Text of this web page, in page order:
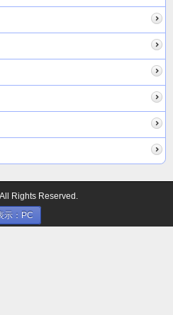
Rights Reserved.
示：PC